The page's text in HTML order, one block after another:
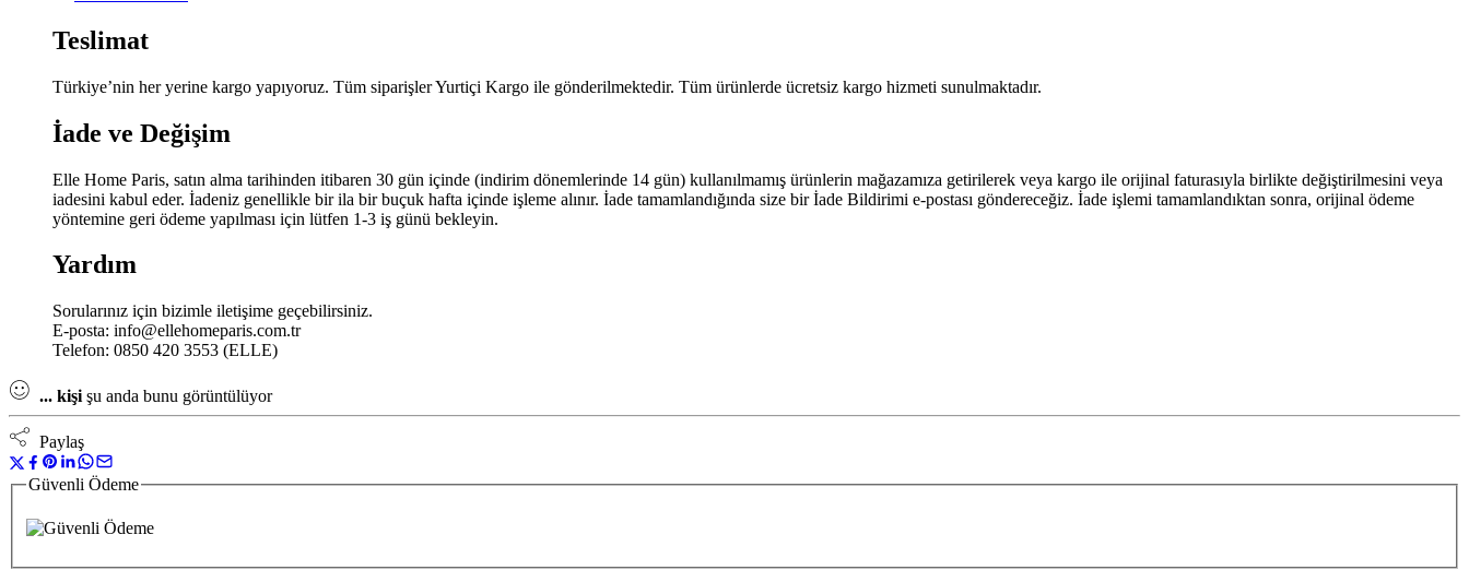
Teslimat
Türkiye’nin her yerine kargo yapıyoruz. Tüm siparişler Yurtiçi Kargo ile gönderilmektedir. Tüm ürünlerde ücretsiz kargo hizmeti sunulmaktadır.
İade ve Değişim
Elle Home Paris, satın alma tarihinden itibaren 30 gün içinde (indirim dönemlerinde 14 gün) kullanılmamış ürünlerin mağazamıza getirilerek veya kargo ile orijinal faturasıyla birlikte değiştirilmesini veya
iadesini kabul eder. İadeniz genellikle bir ila bir buçuk hafta içinde işleme alınır. İade tamamlandığında size bir İade Bildirimi e-postası göndereceğiz. İade işlemi tamamlandıktan sonra, orijinal ödeme
yöntemine geri ödeme yapılması için lütfen 1-3 iş günü bekleyin.
Yardım
Sorularınız için bizimle iletişime geçebilirsiniz.
E-posta: info@ellehomeparis.com.tr
Telefon: 0850 420 3553 (ELLE)
... kişi şu anda bunu görüntülüyor
Paylaş
Güvenli Ödeme